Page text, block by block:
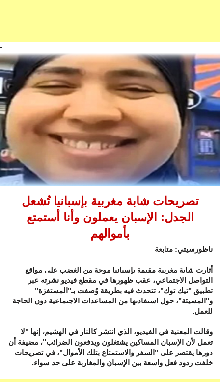
-
تصريحات شابة مغربية بإسبانيا تُشعل
الجدل: الإسبان يعملون وأنا أستمتع
بأموالهم
ناظورسيتي: متابعة
أثارت شابة مغربية مقيمة بإسبانيا موجة من الغضب على مواقع
التواصل الاجتماعي، عقب ظهورها في مقطع فيديو نشرته عبر
تطبيق "تيك توك"، تتحدث فيه بطريقة وُصفت بـ"المستفزة"
و"المسيئة"، حول استفادتها من المساعدات الاجتماعية دون الحاجة
للعمل.
وقالت المعنية في الفيديو، الذي انتشر كالنار في الهشيم، إنها "لا
تعمل لأن الإسبان المساكين يشتغلون ويدفعون الضرائب"، مضيفة أن
دورها يقتصر على "السفر والاستمتاع بتلك الأموال"، في تصريحات
خلفت ردود فعل واسعة بين الإسبان والمغاربة على حد سواء.